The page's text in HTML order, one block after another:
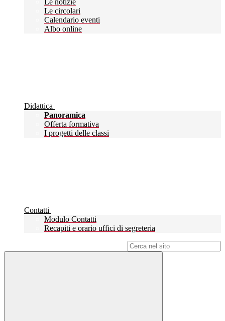
Le notizie
Le circolari
Calendario eventi
Albo online
Didattica
Panoramica
Offerta formativa
I progetti delle classi
Contatti
Modulo Contatti
Recapiti e orario uffici di segreteria